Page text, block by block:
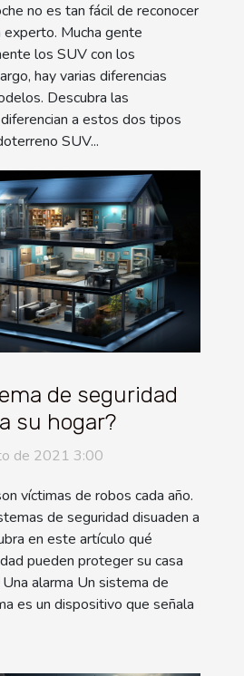
no es tan fácil de reconocer
experto. Mucha gente
los SUV con los
hay varias diferencias
Descubra las
a estos dos tipos
SUV...
de seguridad
su hogar?
de 2021 3:00
víctimas de robos cada año.
de seguridad disuaden a
en este artículo qué
pueden proteger su casa
alarma Un sistema de
es un dispositivo que señala